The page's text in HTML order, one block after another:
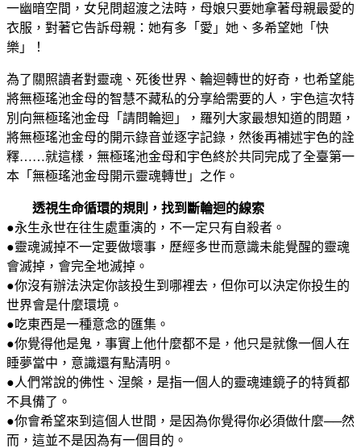
一幽暗空間，女兒問超渡之法時，母娘只要她拿著母親最愛的
衣服，對著它告訴母親：她有多「愛」她、多希望她「快
樂」！
為了關照讀者對靈魂、死後世界、輪迴轉世的好奇，也希望能
將無極瑤池金母的智慧不藏私的分享給需要的人，宇色這次特
別向無極瑤池金母「請問輪迴」，羅列大家最想知道的問題，
將無極瑤池金母的開示錄音並逐字記錄，然後再補述宇色的詮
釋……就這樣，無極瑤池金母和宇色終於共同完成了全臺第一
本「無極瑤池金母開示靈魂轉世」之作。
透視生命循環的規則，找到斷輪迴的線索
●永生永世在往生處重演的，不一定只有自殺者。
●靈魂滅掉不一定要做壞事，歷經多世而意識未能覺醒的靈魂
會滅掉，會完全地滅掉。
●你沒有辦法決定你該投生到哪裡去，但你可以決定你投生的
世界會是什麼環境。
●吃東西是一種意念的匯集。
●你覺得他是鬼，事實上他什麼都不是，他只是就像一個人在
睡夢當中，意識還有點清明。
●人們常說的佛性、涅槃，是指一個人的靈魂連鏡子的特質都
不具備了。
●你會希望來到這個人世間，是因為你覺得你必須做什麼──然
而，這並不是因為有一個目的。